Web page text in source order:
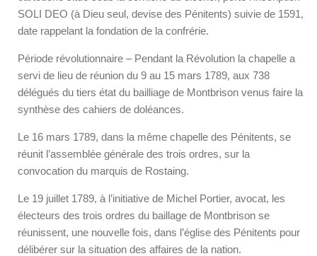
SOLI DEO (à Dieu seul, devise des Pénitents) suivie de 1591,
date rappelant la fondation de la confrérie.
Période révolutionnaire – Pendant la Révolution la chapelle a
servi de lieu de réunion du 9 au 15 mars 1789, aux 738
délégués du tiers état du bailliage de Montbrison venus faire la
synthèse des cahiers de doléances.
Le 16 mars 1789, dans la même chapelle des Pénitents, se
réunit l’assemblée générale des trois ordres, sur la
convocation du marquis de Rostaing.
Le 19 juillet 1789, à l’initiative de Michel Portier, avocat, les
électeurs des trois ordres du baillage de Montbrison se
réunissent, une nouvelle fois, dans l’église des Pénitents pour
délibérer sur la situation des affaires de la nation.